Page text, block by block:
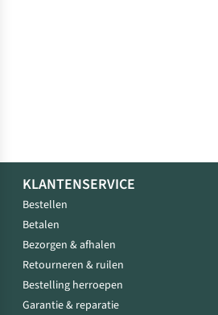
KLANTENSERVICE
Bestellen
Betalen
Bezorgen & afhalen
Retourneren & ruilen
Bestelling herroepen
Garantie & reparatie